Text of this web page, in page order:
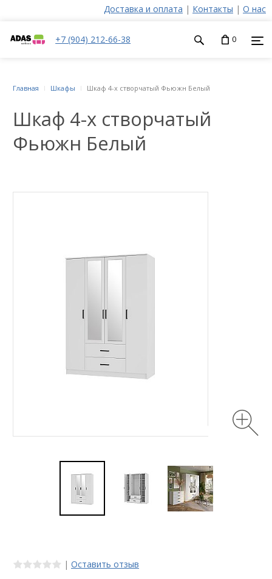
Доставка и оплата | Контакты | О нас
+7 (904) 212-66-38 0
Шкаф 4-х створчатый
Фьюжн Белый
Главная Шкафы Шкаф 4-х створчатый Фьюжн Белый
| Оставить отзыв